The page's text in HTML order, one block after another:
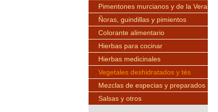
Pimentones murcianos y de la Vera
Ñoras, guindillas y pimientos
Colorante alimentario
Hierbas para cocinar
Hierbas medicinales
Vegetales deshidratados y tés
Mezclas de especias y preparados
Salsas y otros